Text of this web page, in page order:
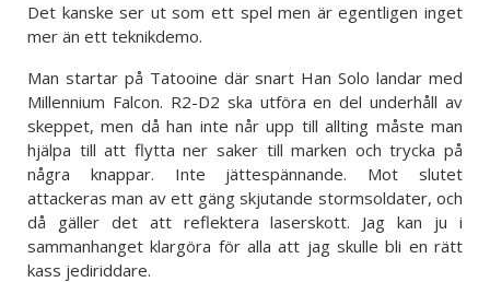
Det kanske ser ut som ett spel men är egentligen inget
mer än ett teknikdemo.
Man startar på Tatooine där snart Han Solo landar med
Millennium Falcon. R2-D2 ska utföra en del underhåll av
skeppet, men då han inte når upp till allting måste man
hjälpa till att flytta ner saker till marken och trycka på
några knappar. Inte jättespännande. Mot slutet
attackeras man av ett gäng skjutande stormsoldater, och
då gäller det att reflektera laserskott. Jag kan ju i
sammanhanget klargöra för alla att jag skulle bli en rätt
kass jediriddare.